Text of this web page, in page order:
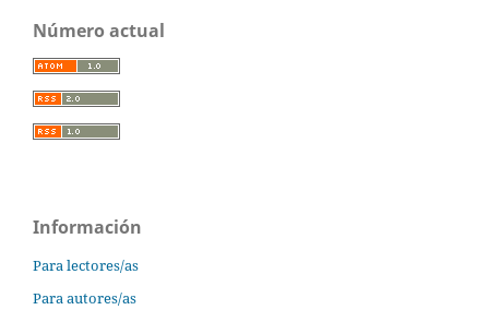
Número actual
Información
Para lectores/as
Para autores/as